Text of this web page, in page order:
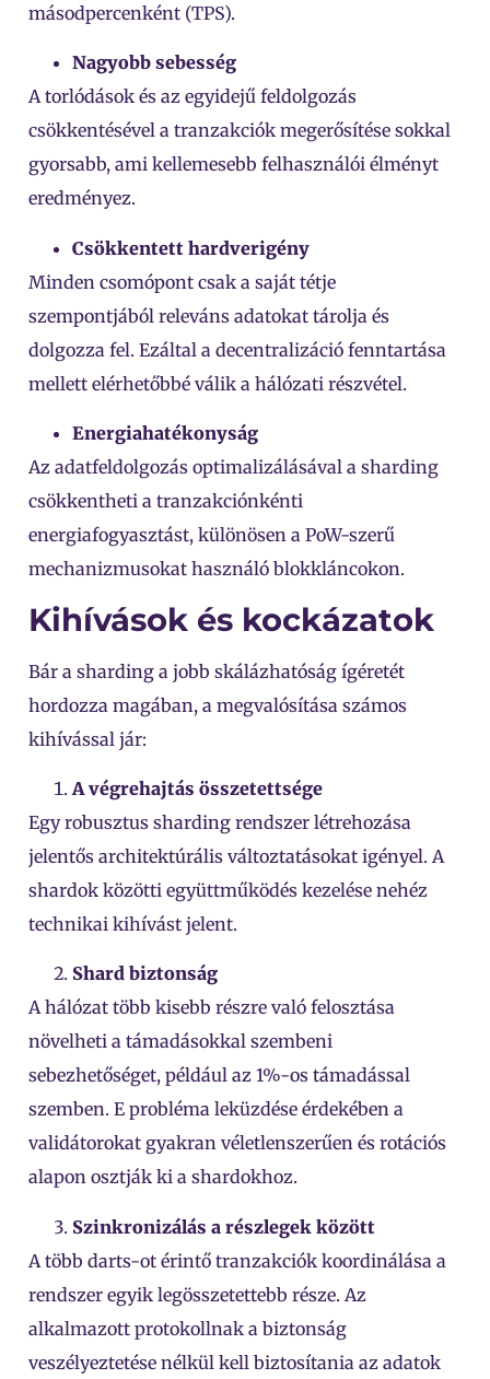
másodpercenként (TPS).
Nagyobb sebesség
A torlódások és az egyidejű feldolgozás
csökkentésével a tranzakciók megerősítése sokkal
gyorsabb, ami kellemesebb felhasználói élményt
eredményez.
Csökkentett hardverigény
Minden csomópont csak a saját tétje
szempontjából releváns adatokat tárolja és
dolgozza fel. Ezáltal a decentralizáció fenntartása
mellett elérhetőbbé válik a hálózati részvétel.
Energiahatékonyság
Az adatfeldolgozás optimalizálásával a sharding
csökkentheti a tranzakciónkénti
energiafogyasztást, különösen a PoW-szerű
mechanizmusokat használó blokkláncokon.
Kihívások és kockázatok
Bár a sharding a jobb skálázhatóság ígéretét
hordozza magában, a megvalósítása számos
kihívással jár:
A végrehajtás összetettsége
Egy robusztus sharding rendszer létrehozása
jelentős architektúrális változtatásokat igényel. A
shardok közötti együttműködés kezelése nehéz
technikai kihívást jelent.
Shard biztonság
A hálózat több kisebb részre való felosztása
növelheti a támadásokkal szembeni
sebezhetőséget, például az 1%-os támadással
szemben. E probléma leküzdése érdekében a
validátorokat gyakran véletlenszerűen és rotációs
alapon osztják ki a shardokhoz.
Szinkronizálás a részlegek között
A több darts-ot érintő tranzakciók koordinálása a
rendszer egyik legösszetettebb része. Az
alkalmazott protokollnak a biztonság
veszélyeztetése nélkül kell biztosítania az adatok